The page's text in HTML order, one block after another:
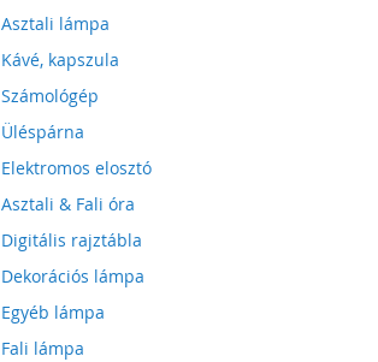
Asztali lámpa
Kávé, kapszula
Számológép
Üléspárna
Elektromos elosztó
Asztali & Fali óra
Digitális rajztábla
Dekorációs lámpa
Egyéb lámpa
Fali lámpa